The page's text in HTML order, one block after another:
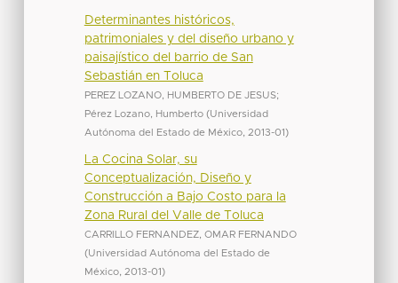
Determinantes históricos,
patrimoniales y del diseño urbano y
paisajístico del barrio de San
Sebastián en Toluca
PEREZ LOZANO, HUMBERTO DE JESUS;
Pérez Lozano, Humberto (Universidad
Autónoma del Estado de México, 2013-01)
La Cocina Solar, su
Conceptualización, Diseño y
Construcción a Bajo Costo para la
Zona Rural del Valle de Toluca
CARRILLO FERNANDEZ, OMAR FERNANDO
(Universidad Autónoma del Estado de
México, 2013-01)